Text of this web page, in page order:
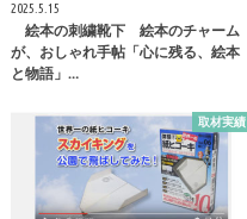
2025.5.15
絵本の刺繍靴下 絵本のチャーム
が、おしゃれ手帖「心に残る、絵本
と物語」…
取材実績